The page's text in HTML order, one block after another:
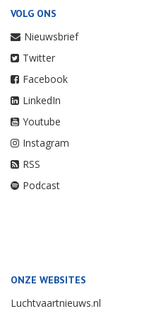
VOLG ONS
Nieuwsbrief
Twitter
Facebook
LinkedIn
Youtube
Instagram
RSS
Podcast
ONZE WEBSITES
Luchtvaartnieuws.nl